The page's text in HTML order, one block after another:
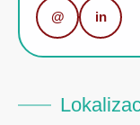
@ in